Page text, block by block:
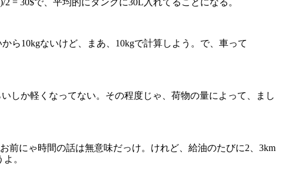
= 30$で、平均的にタンクに30L入れてることになる。
10kgないけど、まあ、10kgで計算しよう。で、車って
しか軽くなってない。その程度じゃ、荷物の量によって、まし
前にゃ時間の話は無意味だっけ。けれど、給油のたびに2、3km
。